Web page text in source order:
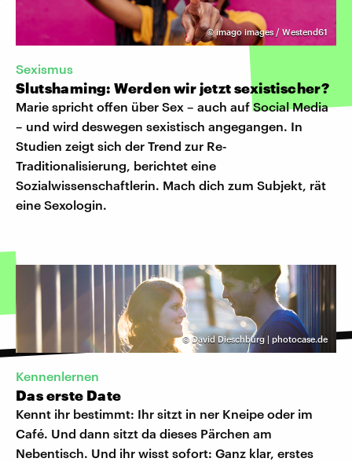
©imago images / Westend61
Sexismus
Slutshaming: Werden wir jetzt sexistischer?
Marie spricht offen über Sex – auch auf Social Media
– und wird deswegen sexistisch angegangen. In
Studien zeigt sich der Trend zur Re-
Traditionalisierung, berichtet eine
Sozialwissenschaftlerin. Mach dich zum Subjekt, rät
eine Sexologin.
©David Dieschburg | photocase.de
Kennenlernen
Das erste Date
Kennt ihr bestimmt: Ihr sitzt in ner Kneipe oder im
Café. Und dann sitzt da dieses Pärchen am
Nebentisch. Und ihr wisst sofort: Ganz klar, erstes